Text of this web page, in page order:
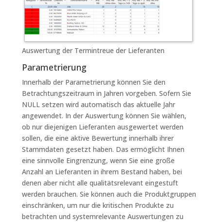
Auswertung der Termintreue der Lieferanten
Parametrierung
Innerhalb der Parametrierung können Sie den
Betrachtungszeitraum in Jahren vorgeben. Sofern Sie
NULL setzen wird automatisch das aktuelle Jahr
angewendet. In der Auswertung können Sie wählen,
ob nur diejenigen Lieferanten ausgewertet werden
sollen, die eine aktive Bewertung innerhalb ihrer
Stammdaten gesetzt haben. Das ermöglicht Ihnen
eine sinnvolle Eingrenzung, wenn Sie eine große
Anzahl an Lieferanten in ihrem Bestand haben, bei
denen aber nicht alle qualitätsrelevant eingestuft
werden brauchen. Sie können auch die Produktgruppen
einschränken, um nur die kritischen Produkte zu
betrachten und systemrelevante Auswertungen zu